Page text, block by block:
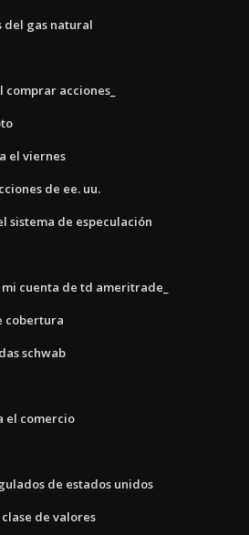
del gas natural
acciones_
el viernes
de ee. uu.
sistema de especulación
cuenta de td ameritrade_
cobertura
schwab
el comercio
de estados unidos
de valores